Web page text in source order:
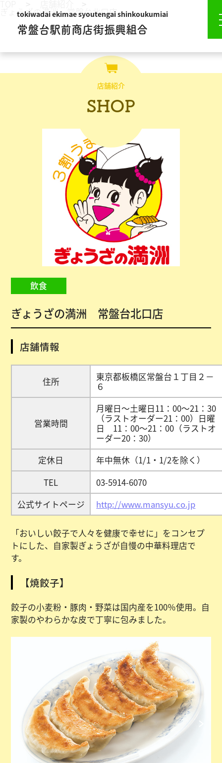
tokiwadai ekimae syoutengai shinkoukumiai
常盤台駅前商店街振興組合
店舗紹介
SHOP
飲食
ぎょうざの満洲 常盤台北口店
店舗情報
住所
東京都板橋区常盤台１丁目２－
６
営業時間
月曜日～土曜日11：00～21：30
（ラストオーダー21：00）日曜
日 11：00～21：00（ラストオ
ーダー20：30）
定休日
年中無休（1/1・1/2を除く）
TEL
03-5914-6070
公式サイトページ
http://www.mansyu.co.jp
「おいしい餃子で人々を健康で幸せに」をコンセプ
トにした、自家製ぎょうざが自慢の中華料理店で
す。
【焼餃子】
餃子の小麦粉・豚肉・野菜は国内産を100％使用。自
家製のやわらかな皮で丁寧に包みました。
ぎょうざの満洲 常盤台北口店